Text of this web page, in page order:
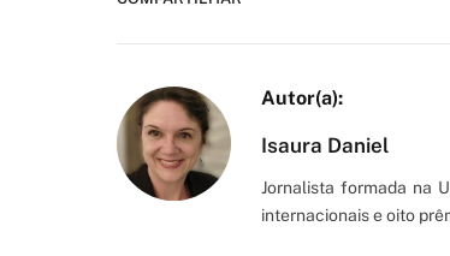
Isaura Daniel
Jornalista formada na
internacionais e oito